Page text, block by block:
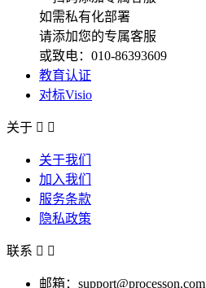
如需私有化部署
请添加您的专属客服
或致电：010-86393609
教育认证
对标Visio
关于  
关于我们
加入我们
服务条款
隐私政策
联系  
邮箱：support@processon.com